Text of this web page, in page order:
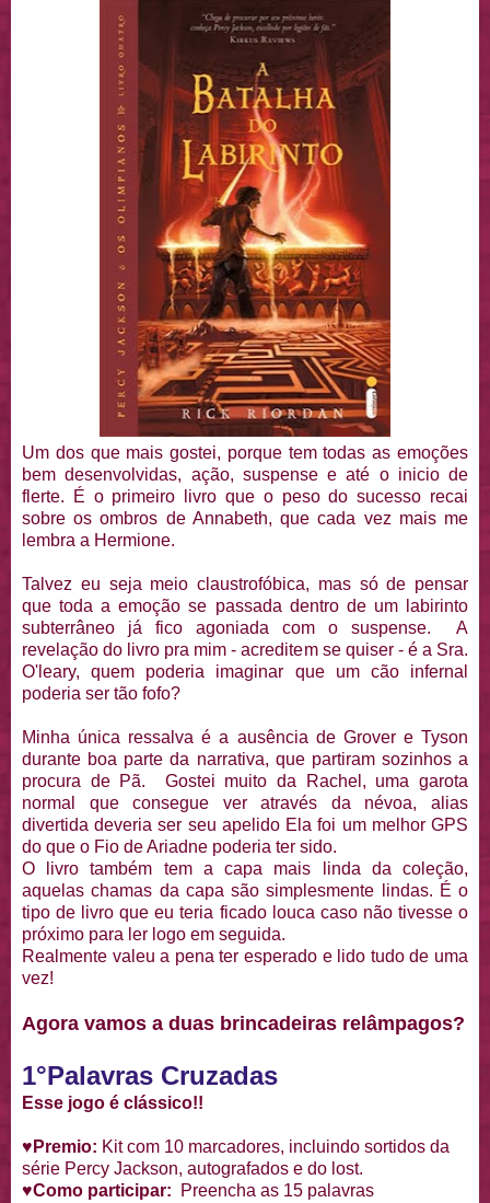
Um dos que mais gostei, porque tem todas as emoções
bem desenvolvidas, ação, suspense e até o inicio de
flerte. É o primeiro livro que o peso do sucesso recai
sobre os ombros de Annabeth, que cada vez mais me
lembra a Hermione.
Talvez eu seja meio claustrofóbica, mas só de pensar
que toda a emoção se passada dentro de um labirinto
subterrâneo já fico agoniada com o suspense. A
revelação do livro pra mim - acreditem se quiser - é a Sra.
O'leary, quem poderia imaginar que um cão infernal
poderia ser tão fofo?
Minha única ressalva é a ausência de Grover e Tyson
durante boa parte da narrativa, que partiram sozinhos a
procura de Pã. Gostei muito da Rachel, uma garota
normal que consegue ver através da névoa, alias
divertida deveria ser seu apelido Ela foi um melhor GPS
do que o Fio de Ariadne poderia ter sido.
O livro também tem a capa mais linda da coleção,
aquelas chamas da capa são simplesmente lindas. É o
tipo de livro que eu teria ficado louca caso não tivesse o
próximo para ler logo em seguida.
Realmente valeu a pena ter esperado e lido tudo de uma
vez!
Agora vamos a duas brincadeiras relâmpagos?
1°Palavras Cruzadas
Esse jogo é clássico!!
♥Premio: Kit com 10 marcadores, incluindo sortidos da
série Percy Jackson, autografados e do lost.
♥Como participar:
Preencha as 15 palavras